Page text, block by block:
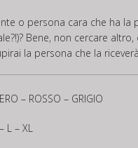
o persona cara che ha la
Bene, non cercare
la persona che la
– ROSSO – GRIGIO
L – XL